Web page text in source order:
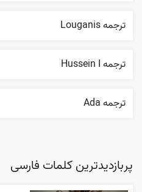
ترجمه Louganis
ترجمه Hussein I
ترجمه Ada
پربازدیدترین کلمات فارسی